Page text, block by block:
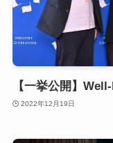
【一挙公開】
2022年12月19日